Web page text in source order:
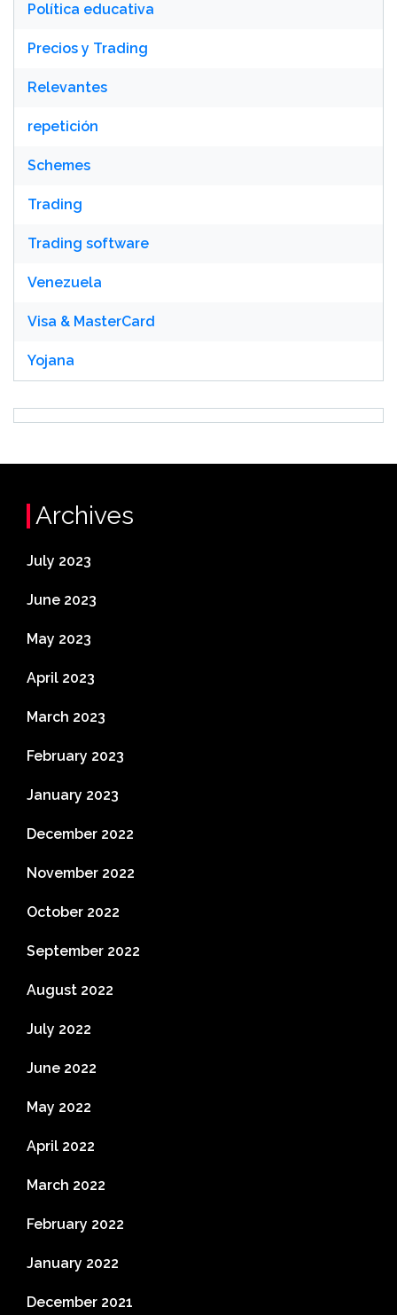
Política educativa
Precios y Trading
Relevantes
repetición
Schemes
Trading
Trading software
Venezuela
Visa & MasterCard
Yojana
Archives
July 2023
June 2023
May 2023
April 2023
March 2023
February 2023
January 2023
December 2022
November 2022
October 2022
September 2022
August 2022
July 2022
June 2022
May 2022
April 2022
March 2022
February 2022
January 2022
December 2021